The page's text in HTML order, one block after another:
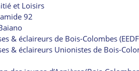
et Loisirs
92
& éclaireurs de Bois-Colombes
& éclaireurs Unionistes de Bois-